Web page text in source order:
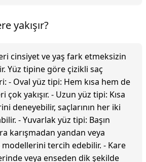
yakışır?
cinsiyet ve yaş fark etmeksizin
Yüz tipine göre çizikli saç
- Oval yüz tipi: Hem kısa hem de
yakışır. - Uzun yüz tipi: Kısa
deneyebilir, saçlarının her iki
- Yuvarlak yüz tipi: Başın
karışmadan yandan veya
tercih edebilir. - Kare
veya enseden dik şekilde